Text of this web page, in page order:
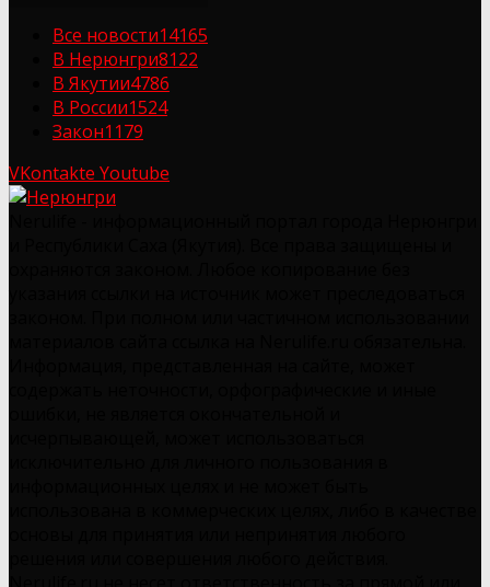
Все новости14165
В Нерюнгри8122
В Якутии4786
В России1524
Закон1179
VKontakte Youtube